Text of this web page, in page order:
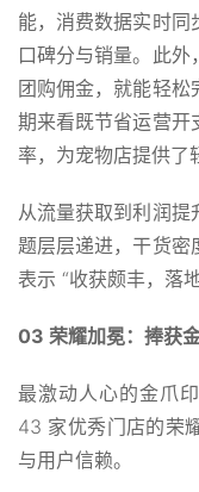
能，消费数据实时同
口碑分与销量。此外
团购佣金，就能轻松
期来看既节省运营开
率，为宠物店提供了
从流量获取到利润
题层层递进，干货密
表示 “收获颇丰，落地
03 荣耀加冕：捧获
最激动人心的金爪
43 家优秀门店的荣
与用户信赖。